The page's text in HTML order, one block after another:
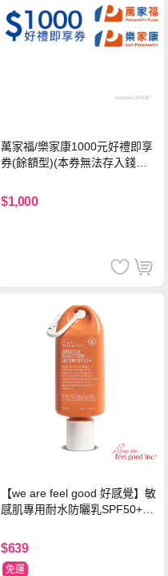
萬家福/樂家康1000元好禮即享
券(餘額型)(本券無法存入錢包
$1,000
【we are feel good 好感覺】敏
感肌專用耐水防曬乳SPF50+ 7
$639
免運